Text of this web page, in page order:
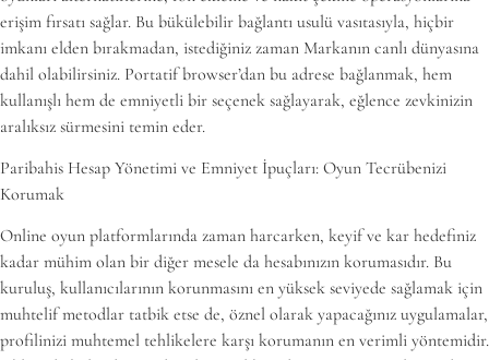
erişim fırsatı sağlar. Bu bükülebilir bağlantı usulü vasıtasıyla, hiçbir
imkanı elden bırakmadan, istediğiniz zaman Markanın canlı dünyasına
dahil olabilirsiniz. Portatif browser’dan bu adrese bağlanmak, hem
kullanışlı hem de emniyetli bir seçenek sağlayarak, eğlence zevkinizin
aralıksız sürmesini temin eder.
Paribahis Hesap Yönetimi ve Emniyet İpuçları: Oyun Tecrübenizi
Korumak
Online oyun platformlarında zaman harcarken, keyif ve kar hedefiniz
kadar mühim olan bir diğer mesele da hesabınızın korumasıdır. Bu
kuruluş, kullanıcılarının korunmasını en yüksek seviyede sağlamak için
muhtelif metodlar tatbik etse de, öznel olarak yapacağınız uygulamalar,
profilinizi muhtemel tehlikelere karşı korumanın en verimli yöntemidir.